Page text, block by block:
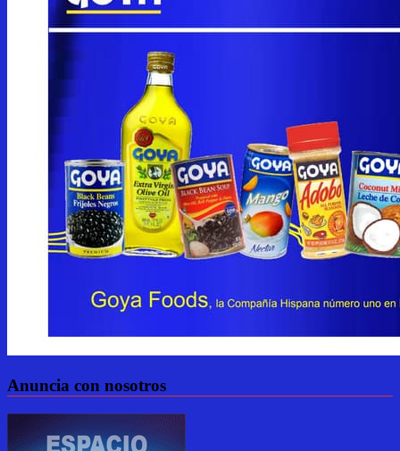
Anuncia con nosotros